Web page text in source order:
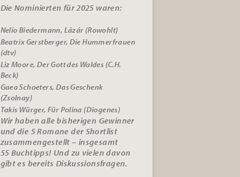
Die Nominierten für 2025 waren:
Nelio Biedermann, Lázár (Rowohlt)
Beatrix Gerstberger, Die Hummerfrauen
(dtv)
Liz Moore, Der Gott des Waldes (C.H.
Beck)
Gaea Schoeters, Das Geschenk
(Zsolnay)
Takis Würger, Für Polina (Diogenes)
Wir haben alle bisherigen Gewinner
und die 5 Romane der Shortlist
zusammengestellt – insgesamt
55 Buchtipps! Und zu vielen davon
gibt es bereits Diskussionsfragen.